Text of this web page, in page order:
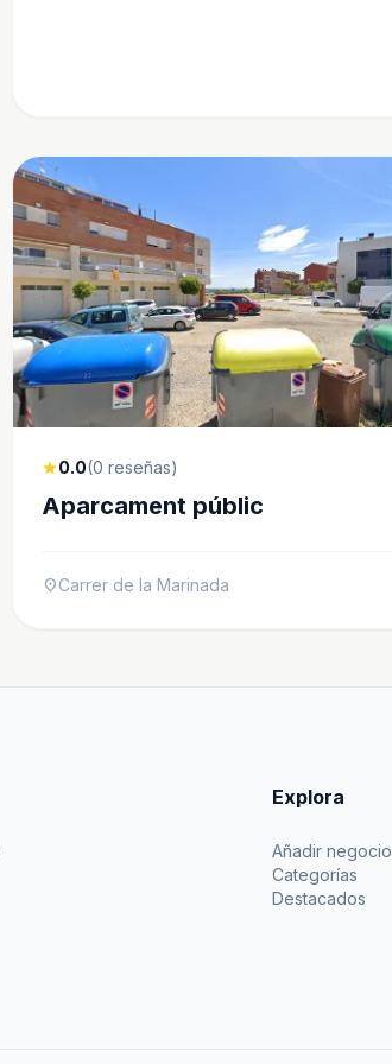
star0.0(0 reseñas)
Aparcament públic
location_onCarrer de la Marinada
Explora
Añadir negocio
Categorías
Destacados